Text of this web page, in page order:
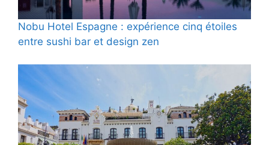
Nobu Hotel Espagne : expérience cinq étoiles
entre sushi bar et design zen